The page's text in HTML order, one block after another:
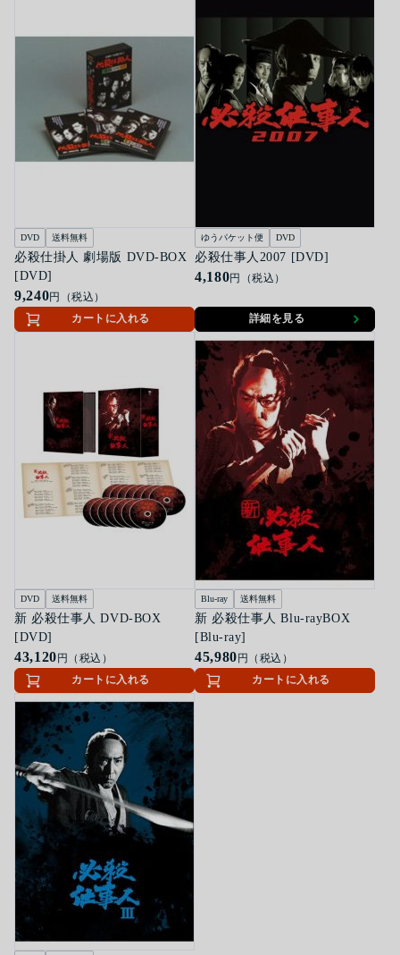
DVD 送料無料
必殺仕掛人 劇場版 DVD-BOX
[DVD]
9,240円（税込）
カートに入れる
ゆうパケット便 DVD
必殺仕事人2007 [DVD]
4,180円（税込）
詳細を見る
DVD 送料無料
新 必殺仕事人 DVD-BOX
[DVD]
43,120円（税込）
カートに入れる
Blu-ray 送料無料
新 必殺仕事人 Blu-rayBOX
[Blu-ray]
45,980円（税込）
カートに入れる